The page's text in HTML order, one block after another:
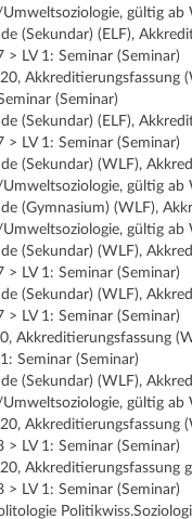
gültig ab
(Sekundar) (ELF),
LV 1: Seminar (Seminar)
(Seminar)
(Sekundar) (ELF),
LV 1: Seminar (Seminar)
(Sekundar) (WLF),
gültig ab
(Gymnasium) (WLF),
gültig ab
(Sekundar) (WLF),
LV 1: Seminar (Seminar)
(Sekundar) (WLF),
LV 1: Seminar (Seminar)
Akkreditierungsfassung
Seminar (Seminar)
(Sekundar) (WLF),
gültig ab
LV 1: Seminar (Seminar)
LV 1: Seminar (Seminar)